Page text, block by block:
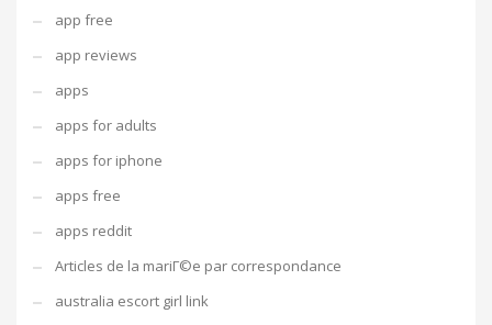
app free
app reviews
apps
apps for adults
apps for iphone
apps free
apps reddit
Articles de la mariГ©e par correspondance
australia escort girl link